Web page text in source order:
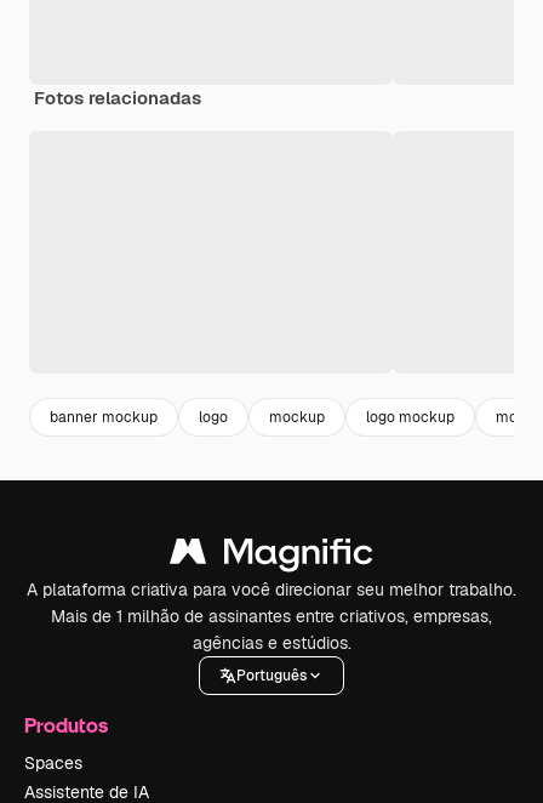
Fotos relacionadas
banner mockup logo mockup logo mockup
A plataforma criativa para você direcionar seu melhor trabalho.
Mais de 1 milhão de assinantes entre criativos, empresas,
agências e estúdios.
Português
Produtos
Spaces
Assistente de IA